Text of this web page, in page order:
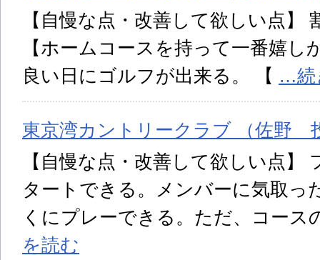
【自慢な点・改善して欲しい点】
【ホームコースを持って一番嬉
良い日にゴルフが出来る。 【 …続
東京湾カントリークラブ （佐野
【自慢な点・改善して欲しい点】
タートできる。メンバーに気取っ
くにプレーできる。ただ、コー
を読む